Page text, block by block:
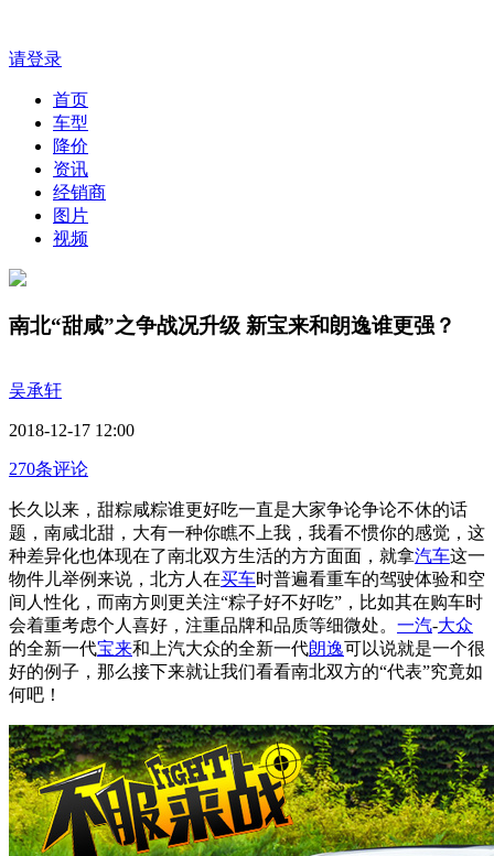
请登录
首页
车型
降价
资讯
经销商
图片
视频
南北“甜咸”之争战况升级 新宝来和朗逸谁更强？
吴承轩
2018-12-17 12:00
270条评论
长久以来，甜粽咸粽谁更好吃一直是大家争论争论不休的话
题，南咸北甜，大有一种你瞧不上我，我看不惯你的感觉，这
种差异化也体现在了南北双方生活的方方面面，就拿汽车这一
物件儿举例来说，北方人在买车时普遍看重车的驾驶体验和空
间人性化，而南方则更关注“粽子好不好吃”，比如其在购车时
会着重考虑个人喜好，注重品牌和品质等细微处。 一汽-大众
的全新一代宝来和上汽大众的全新一代朗逸可以说就是一个很
好的例子，那么接下来就让我们看看南北双方的“代表”究竟如
何吧！